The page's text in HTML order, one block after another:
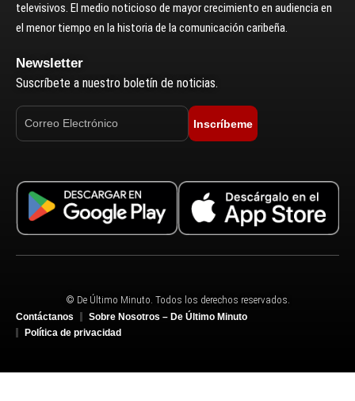
televisivos. El medio noticioso de mayor crecimiento en audiencia en
el menor tiempo en la historia de la comunicación caribeña.
Newsletter
Suscríbete a nuestro boletín de noticias.
Inscríbeme
© De Último Minuto. Todos los derechos reservados.
Contáctanos
Sobre Nosotros – De Último Minuto
Política de privacidad